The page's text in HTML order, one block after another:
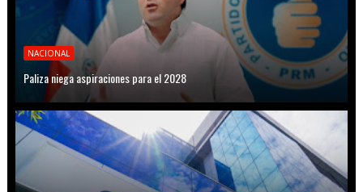
NACIONAL
Paliza niega aspiraciones para el 2028